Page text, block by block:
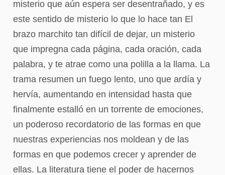
misterio que aún espera ser desentrañado, y es
este sentido de misterio lo que lo hace tan El
brazo marchito tan difícil de dejar, un misterio
que impregna cada página, cada oración, cada
palabra, y te atrae como una polilla a la llama. La
trama resumen un fuego lento, uno que ardía y
hervía, aumentando en intensidad hasta que
finalmente estalló en un torrente de emociones,
un poderoso recordatorio de las formas en que
nuestras experiencias nos moldean y de las
formas en que podemos crecer y aprender de
ellas. La literatura tiene el poder de hacernos